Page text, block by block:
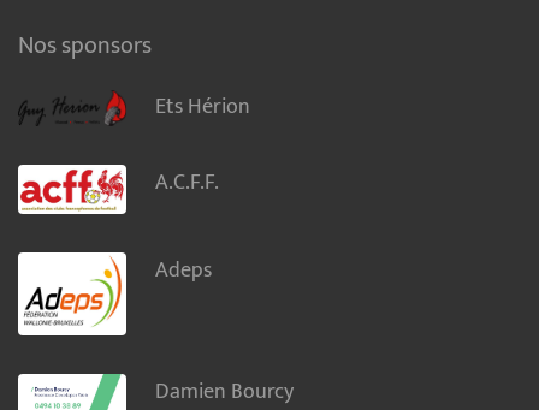
Nos sponsors
Ets Hérion
A.C.F.F.
Adeps
Damien Bourcy